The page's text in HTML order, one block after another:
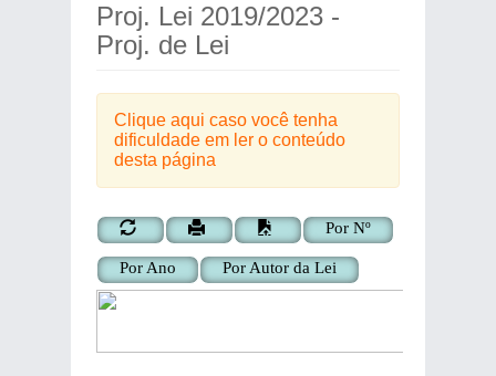
Proj. Lei 2019/2023 -
Proj. de Lei
Clique aqui caso você tenha
dificuldade em ler o conteúdo
desta página
Por Nº
Por Ano Por Autor da Lei